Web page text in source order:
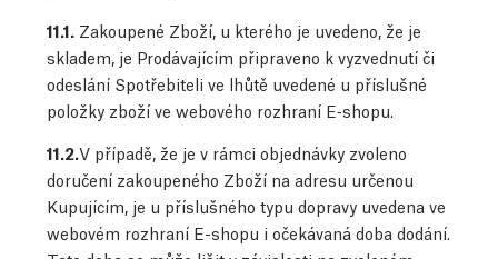
11.1. Zakoupené Zboží, u kterého je uvedeno, že je
skladem, je Prodávajícím připraveno k vyzvednutí či
odeslání Spotřebiteli ve lhůtě uvedené u příslušné
položky zboží ve webového rozhraní E‑shopu.
11.2.V případě, že je v rámci objednávky zvoleno
doručení zakoupeného Zboží na adresu určenou
Kupujícím, je u příslušného typu dopravy uvedena ve
webovém rozhraní E-shopu i očekávaná doba dodání.